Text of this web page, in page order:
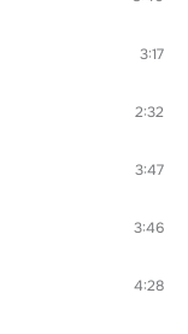
3:17
2:32
3:47
3:46
4:28